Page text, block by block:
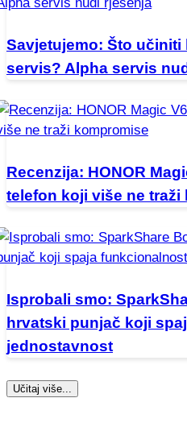
Savjetujemo: Što učiniti
servis? Alpha servis
Recenzija: HONOR
telefon koji više ne traži
Isprobali smo:
hrvatski punjač koji
jednostavnost
Učitaj više...